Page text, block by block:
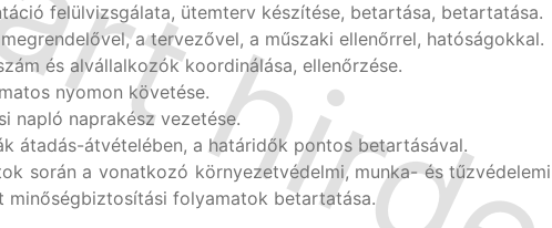
felülvizsgálata, ütemterv készítése, betartása, betartatása.
a tervezővel, a műszaki ellenőrrel, hatóságokkal.
és alvállalkozók koordinálása, ellenőrzése.
nyomon követése.
napló naprakész vezetése.
átadás-átvételében, a határidők pontos betartásával.
során a vonatkozó környezetvédelmi, munka- és tűzvédelemi
minőségbiztosítási folyamatok betartatása.